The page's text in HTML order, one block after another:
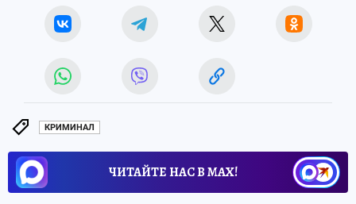
КРИМИНАЛ
ЧИТАЙТЕ НАС В МАХ!